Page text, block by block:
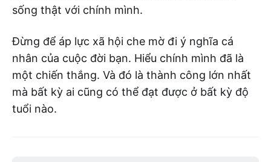
sống thật với chính mình.
Đừng để áp lực xã hội che mờ đi ý nghĩa cá
nhân của cuộc đời bạn. Hiểu chính mình đã là
một chiến thắng. Và đó là thành công lớn nhất
mà bất kỳ ai cũng có thể đạt được ở bất kỳ độ
tuổi nào.